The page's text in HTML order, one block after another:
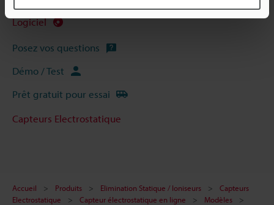
Logiciel
Posez vos questions
Démo / Test
Prêt gratuit pour essai
Capteurs Electrostatique
Accueil Produits Elimination Statique / Ioniseurs
Capteurs
Electrostatique
Capteur électrostatique en ligne
Modèles